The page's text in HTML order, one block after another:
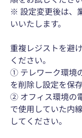
※ 設定変更後は、
いいたします。
重複レジストを避
ください。
① テレワーク環境
を削除し設定を保
② オフィス環境の
で使用していた内
してください。